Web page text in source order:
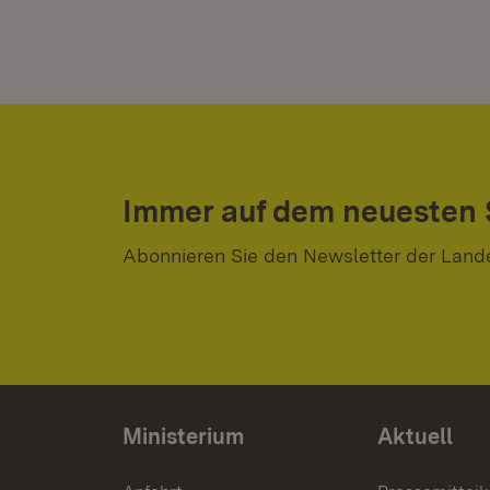
Immer auf dem neuesten
Abonnieren Sie den Newsletter der
Ministerium Aktuell